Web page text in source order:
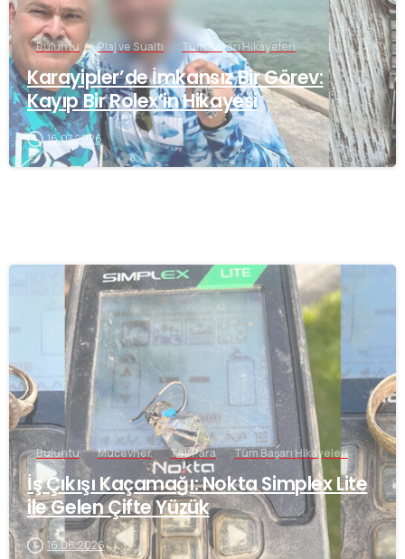
Buluntu Plaj ve Sualtı Tüm Başarı Hikayeleri
Karayipler’de İmkansız Bir Görev:
Kayıp Bir Rolex’in Hikayesi
16.07.2026
Buluntu Mücevher Tek Para Tüm Başarı Hikayeleri
İş Çıkışı Kaçamağı: Nokta Simplex Lite
ile Gelen Çifte Yüzük
16.06.2026